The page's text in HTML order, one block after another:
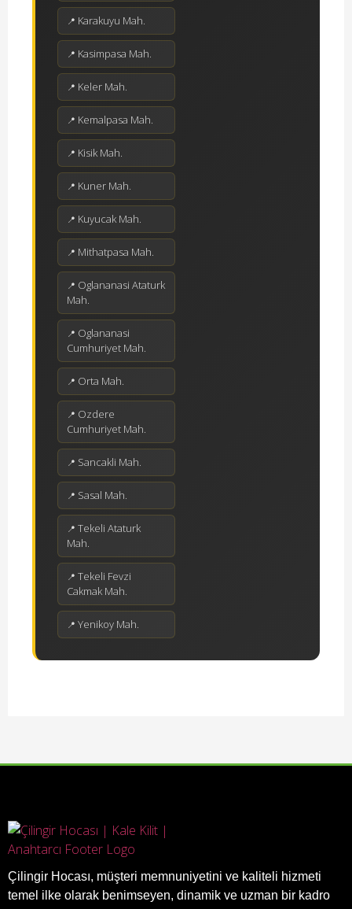
Karakuyu Mah.
Kasimpasa Mah.
Keler Mah.
Kemalpasa Mah.
Kisik Mah.
Kuner Mah.
Kuyucak Mah.
Mithatpasa Mah.
Oglananasi Ataturk
Mah.
Oglananasi
Cumhuriyet Mah.
Orta Mah.
Ozdere
Cumhuriyet Mah.
Sancakli Mah.
Sasal Mah.
Tekeli Ataturk
Mah.
Tekeli Fevzi
Cakmak Mah.
Yenikoy Mah.
Çilingir Hocası, müşteri memnuniyetini ve kaliteli hizmeti
temel ilke olarak benimseyen, dinamik ve uzman bir kadro